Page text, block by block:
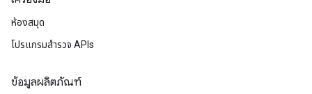
ห้องสมุด
โปรแกรมสำรวจ APIs
ข้อมูลผลิตภัณฑ์